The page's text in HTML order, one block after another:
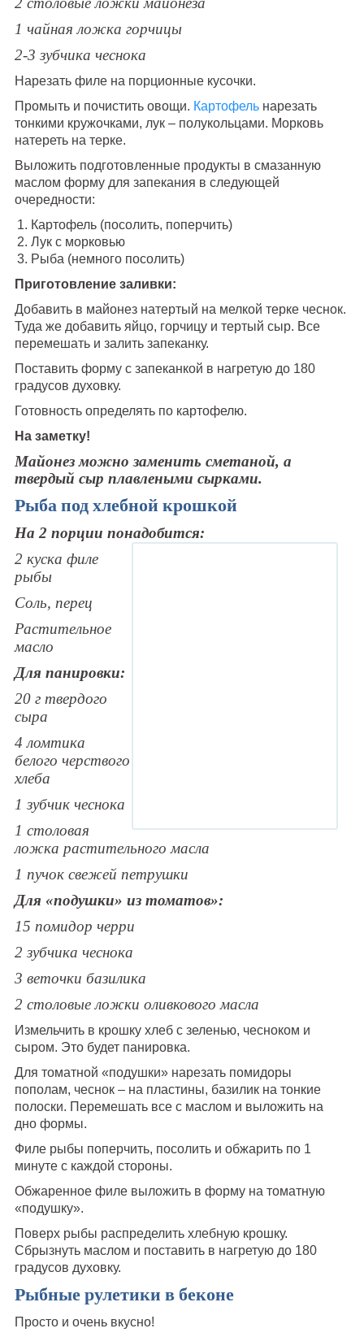
1 чайная ложка горчицы
2-3 зубчика чеснока
Нарезать филе на порционные кусочки.
Промыть и почистить овощи. Картофельнарезать
тонкими кружочками, лук – полукольцами. Морковь
натереть на терке.
Выложить подготовленные продукты в смазанную
маслом форму для запекания в следующей
очередности:
Картофель (посолить, поперчить)
Лук с морковью
Рыба (немного посолить)
Приготовление заливки:
Добавить в майонез натертый на мелкой терке чеснок.
Туда же добавить яйцо, горчицу и тертый сыр. Все
перемешать и залить запеканку.
Поставить форму с запеканкой в нагретую до 180
градусов духовку.
Готовность определять по картофелю.
На заметку!
Майонез можно заменить сметаной, а
твердый сыр плавлеными сырками.
Рыба под хлебной крошкой
На 2 порции понадобится:
2 куска филе
рыбы
Соль, перец
Растительное
масло
Для панировки:
20 г твердого
сыра
4 ломтика
белого черствого
хлеба
1 зубчик чеснока
1 столовая
ложка растительного масла
1 пучок свежей петрушки
Для «подушки» из томатов»:
15 помидор черри
2 зубчика чеснока
3 веточки базилика
2 столовые ложки оливкового масла
Измельчить в крошку хлеб с зеленью, чесноком и
сыром. Это будет панировка.
Для томатной «подушки» нарезать помидоры
пополам, чеснок – на пластины, базилик на тонкие
полоски. Перемешать все с маслом и выложить на
дно формы.
Филе рыбы поперчить, посолить и обжарить по 1
минуте с каждой стороны.
Обжаренное филе выложить в форму на томатную
«подушку».
Поверх рыбы распределить хлебную крошку.
Сбрызнуть маслом и поставить в нагретую до 180
градусов духовку.
Рыбные рулетики в беконе
Просто и очень вкусно!